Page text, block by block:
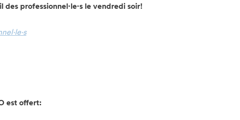
professionnel·le·s le vendredi soir!
est offert: